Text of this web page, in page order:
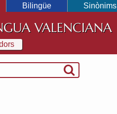
Bilingüe Sinònims
VALENCIANA